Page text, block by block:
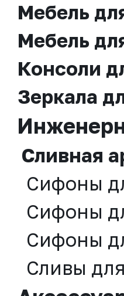
Мебель
Мебель
Консоли
Зеркала
Сливная
Сифоны
Сифоны
Сифоны
Сливы